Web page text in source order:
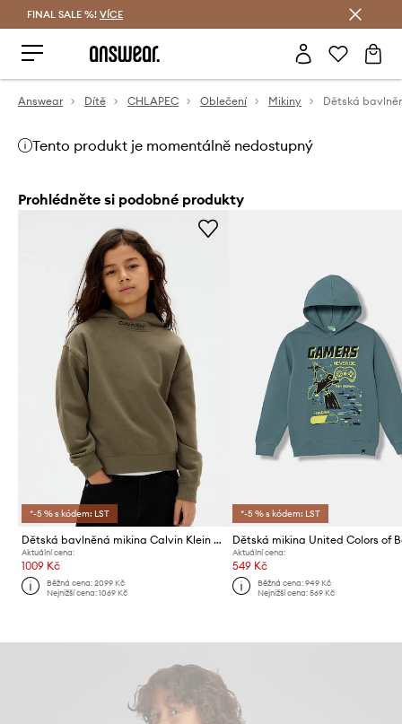
FINAL SALE %! VÍCE
Answear Dítě CHLAPEC Oblečení Mikiny
Tento produkt je momentálně nedostupný
Prohlédněte si podobné produkty
*-5 % s kódem: LST
Dětská bavlněná mikina Calvin Klein Jeans
Aktuální cena:
1009 Kč
Běžná cena:2099 Kč
Nejnižší cena:1069 Kč
*-5 % s kódem: LST
Aktuální cena:
549 Kč
Běžná cena: 949 Kč
Nejnižší cena: 569 Kč